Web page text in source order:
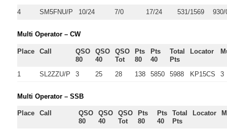
4
SM5FNU/P 10/24 7/0 17/24 531/1569 930/
Multi Operator – CW
Place Call
QSO
80
QSO
40
QSO
Tot
Pts
80
Pts
40
Total
Pts
Locator
1 SL2ZZU/P 3 25 28 138 5850 5988 KP15CS 3
Multi Operator – SSB
Place Call
QSO
80
QSO
40
QSO
Tot
Pts
80
Pts
40
Total
Pts
Locator